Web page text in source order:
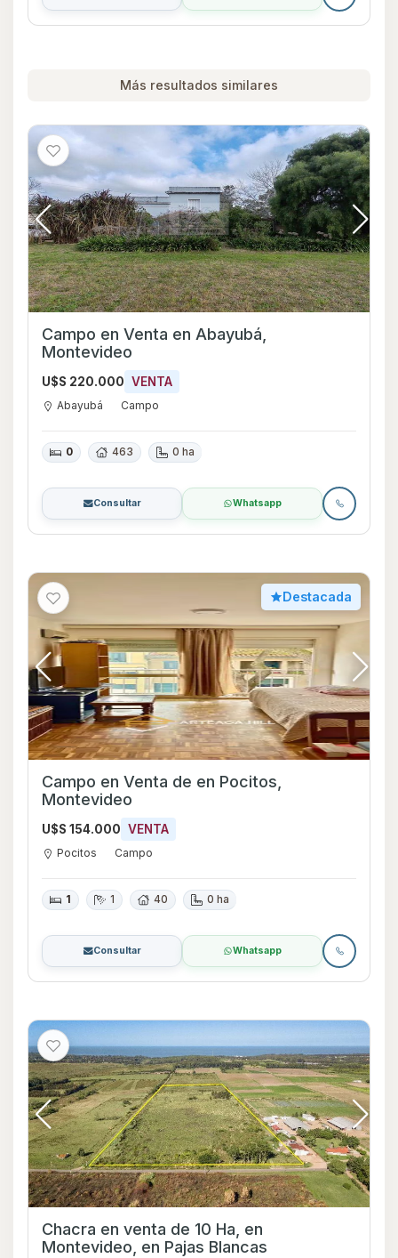
Más resultados similares
Campo en Venta en Abayubá,
Montevideo
U$S 220.000 VENTA
Abayubá Campo
0 463 0 ha
Consultar Whatsapp
Destacada
Campo en Venta de en Pocitos,
Montevideo
U$S 154.000 VENTA
Pocitos Campo
1 1 40 0 ha
Consultar Whatsapp
Chacra en venta de 10 Ha, en
Montevideo, en Pajas Blancas